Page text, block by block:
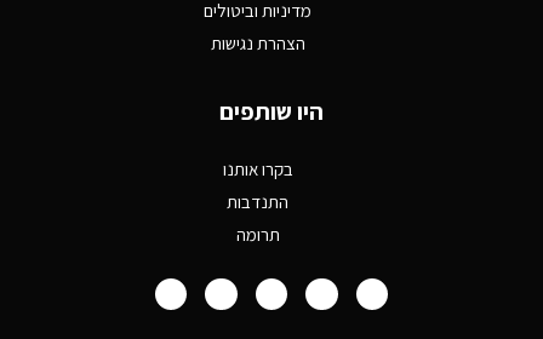
מדיניות וביטולים
הצהרת נגישות
היו שותפים
בקרו אותנו
התנדבות
תרומה